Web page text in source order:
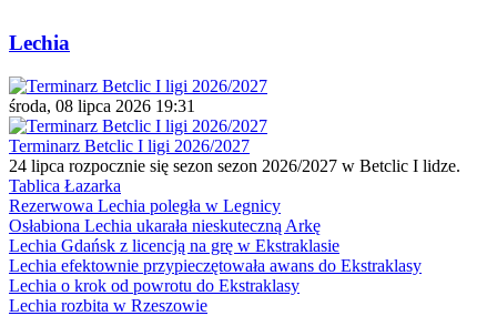
Lechia
środa, 08 lipca 2026 19:31
Terminarz Betclic I ligi 2026/2027
24 lipca rozpocznie się sezon sezon 2026/2027 w Betclic I lidze.
Tablica Łazarka
Rezerwowa Lechia poległa w Legnicy
Osłabiona Lechia ukarała nieskuteczną Arkę
Lechia Gdańsk z licencją na grę w Ekstraklasie
Lechia efektownie przypieczętowała awans do Ekstraklasy
Lechia o krok od powrotu do Ekstraklasy
Lechia rozbita w Rzeszowie